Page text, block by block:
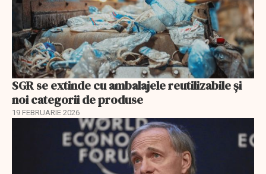
SGR se extinde cu ambalajele reutilizabile și
noi categorii de produse
19 FEBRUARIE 2026